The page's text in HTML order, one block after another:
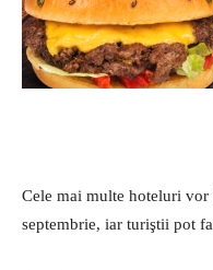
Cele mai multe hoteluri
septembrie, iar turiştii pot